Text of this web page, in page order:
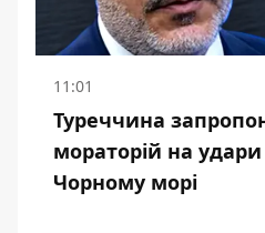
11:01
Туреччина
мораторій на
Чорному морі